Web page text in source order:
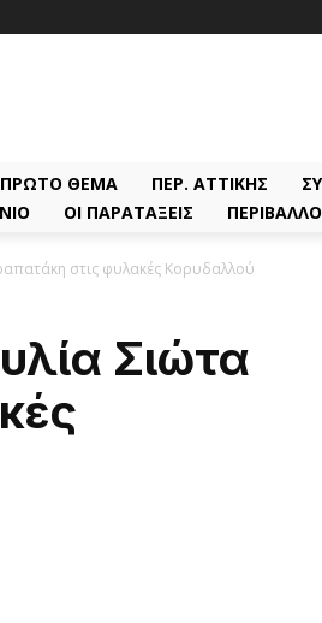
ΠΡΏΤΟ ΘΈΜΑ ΠΕΡ. ΑΤΤΙΚΉΣ
ΟΙ ΠΑΡΑΤΆΞΕΙΣ
στις φυλακές Κορυδαλλού
Σιώτα